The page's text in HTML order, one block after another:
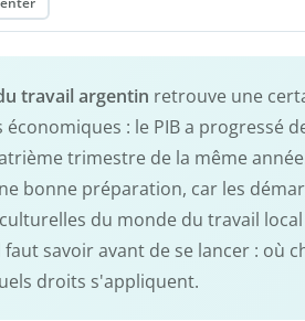
travail argentin retrouve une
: le PIB a progressé
trimestre de la même
bonne préparation, car les
du monde du travail
savoir avant de se lancer : où
droits s'appliquent.